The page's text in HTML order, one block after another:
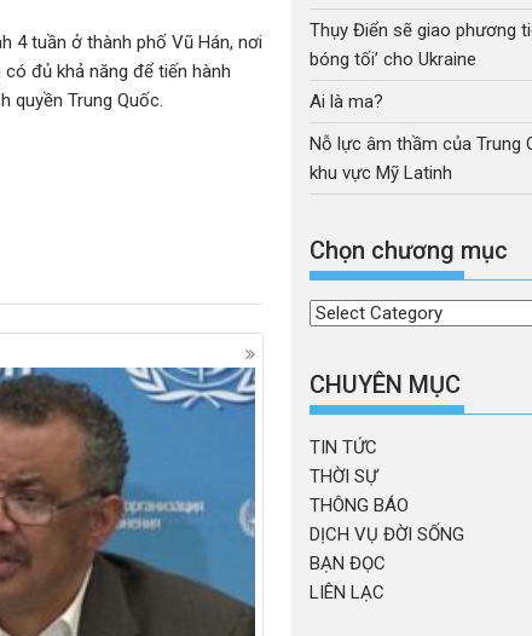
4 tuần ở thành phố Vũ Hán, nơi
đủ khả năng để tiến hành
quyền Trung Quốc.
Thụy Điển sẽ giao phương
bóng tối’ cho Ukraine
Ai là ma?
Nỗ lực âm thầm của Trung
khu vực Mỹ Latinh
Chọn chương mục
Chọn
mục
CHUYÊN MỤC
TIN TỨC
THỜI SỰ
THÔNG BÁO
DỊCH VỤ ĐỜI SỐNG
BẠN ĐỌC
LIÊN LẠC